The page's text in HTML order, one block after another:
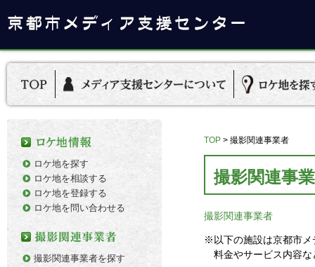
TOP > 撮影関連事業者
撮影関連事
撮影関連事業者
※以下の施設は京都市メ
料金やサービス内容
ロケ地を探す
ロケ地を相談する
ロケ地を登録する
ロケ地を問い合わせる
撮影関連事業者を探す